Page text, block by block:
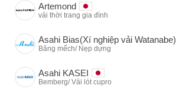
Artemond
vải thời trang gia đình
Asahi Bias(Xí nghiệp vải Watanabe)
Băng mếch/ Nẹp dựng
Asahi KASEI
Bemberg/ Vải lót cupro